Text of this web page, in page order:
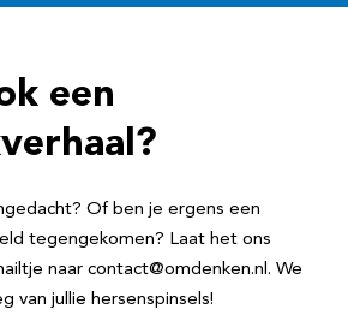
een
Of ben je ergens een
tegengekomen? Laat het ons
naar contact@omdenken.nl. We
van jullie hersenspinsels!